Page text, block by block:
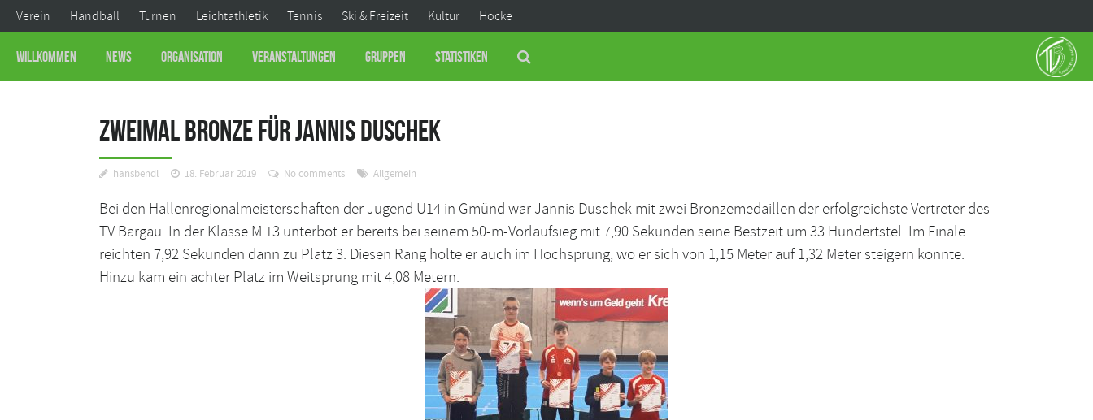
Verein Handball Turnen Leichtathletik Tennis Ski & Freizeit Kultur Hocke
Willkommen News Organisation Veranstaltungen Gruppen Statistiken
Zweimal Bronze für Jannis Duschek
hansbendl 18. Februar 2019 No comments Allgemein
Bei den Hallenregionalmeisterschaften der Jugend U14 in Gmünd war Jannis Duschek mit zwei Bronzemedaillen der erfolgreichste Vertreter des
TV Bargau. In der Klasse M 13 unterbot er bereits bei seinem 50-m-Vorlaufsieg mit 7,90 Sekunden seine Bestzeit um 33 Hundertstel. Im Finale
reichten 7,92 Sekunden dann zu Platz 3. Diesen Rang holte er auch im Hochsprung, wo er sich von 1,15 Meter auf 1,32 Meter steigern konnte.
Hinzu kam ein achter Platz im Weitsprung mit 4,08 Metern.